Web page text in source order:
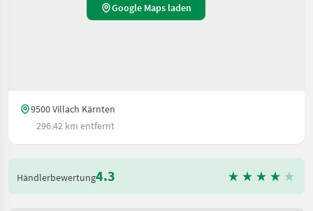
Google Maps laden
9500 Villach Kärnten
296.42 km entfernt
Händlerbewertung4.3